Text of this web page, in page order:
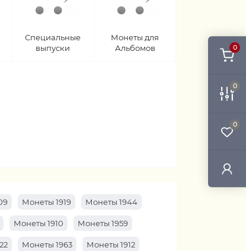
0
0
0
Специальные
выпуски
Монеты для
Альбомов
Монеты 1919 Монеты 1944
Монеты 1910 Монеты 1959
Монеты 1963 Монеты 1912